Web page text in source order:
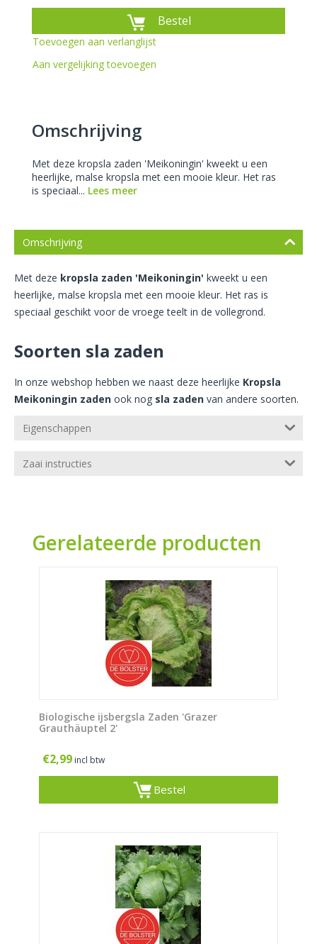
Bestel
Toevoegen aan verlanglijst
Aan vergelijking toevoegen
Omschrijving
Met deze kropsla zaden 'Meikoningin' kweekt u een
heerlijke, malse kropsla met een mooie kleur. Het ras
is speciaal... Lees meer
Omschrijving
Met deze kropsla zaden 'Meikoningin' kweekt u een
heerlijke, malse kropsla met een mooie kleur. Het ras is
speciaal geschikt voor de vroege teelt in de vollegrond.
Soorten sla zaden
In onze webshop hebben we naast deze heerlijke Kropsla
Meikoningin zaden ook nog sla zaden van andere soorten.
Eigenschappen
Zaai instructies
Gerelateerde producten
Biologische ijsbergsla Zaden 'Grazer
Grauthäuptel 2'
€2,99 incl btw
Bestel